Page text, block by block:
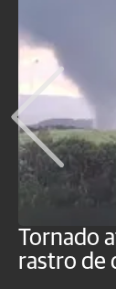
Tornado
rastro de